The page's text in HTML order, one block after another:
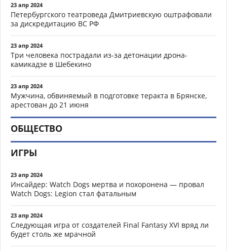
23 апр 2024
Петербургского театроведа Дмитриевскую оштрафовали
за дискредитацию ВС РФ
23 апр 2024
Три человека пострадали из-за детонации дрона-
камикадзе в Шебекино
23 апр 2024
Мужчина, обвиняемый в подготовке теракта в Брянске,
арестован до 21 июня
ОБЩЕСТВО
ИГРЫ
23 апр 2024
Инсайдер: Watch Dogs мертва и похоронена — провал
Watch Dogs: Legion стал фатальным
23 апр 2024
Следующая игра от создателей Final Fantasy XVI вряд ли
будет столь же мрачной